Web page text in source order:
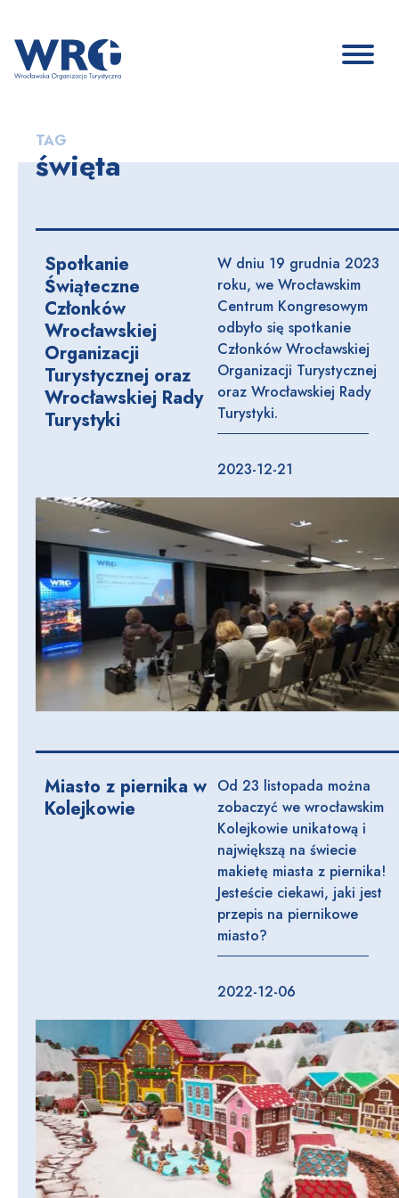
TAG
święta
Spotkanie
Świąteczne
Członków
Wrocławskiej
Organizacji
Turystycznej oraz
Wrocławskiej Rady
Turystyki
W dniu 19 grudnia 2023
roku, we Wrocławskim
Centrum Kongresowym
odbyło się spotkanie
Członków Wrocławskiej
Organizacji Turystycznej
oraz Wrocławskiej Rady
Turystyki.
2023-12-21
Miasto z piernika w
Kolejkowie
Od 23 listopada można
zobaczyć we wrocławskim
Kolejkowie unikatową i
największą na świecie
makietę miasta z piernika!
Jesteście ciekawi, jaki jest
przepis na piernikowe
miasto?
2022-12-06